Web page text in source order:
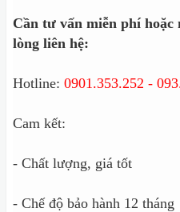
Cần tư vấn miễn phí
lòng liên hệ:
Hotline: 0901.353.252 -
Cam kết:
- Chất lượng, giá tốt
- Chế độ bảo hành 12 tháng